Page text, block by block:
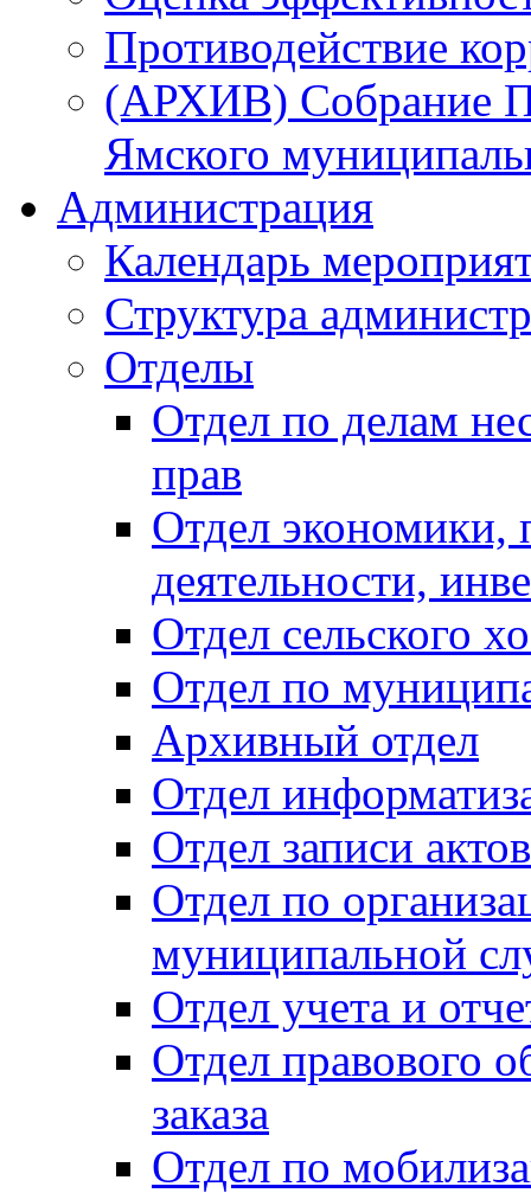
Противодействие
(АРХИВ) Собрание
Ямского
Администрация
Календарь
Структура
Отделы
Отдел по делам
прав
Отдел экономики,
деятельности,
Отдел сельского
Отдел по
Архивный отдел
Отдел
Отдел записи
Отдел по
муниципальной
Отдел учета и
Отдел правового
заказа
Отдел по